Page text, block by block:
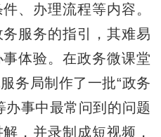
、办理流程等内容。
服务的指引，其难易
体验。在政务微课堂
务局制作了一批“政务
办事中最常问到的问题
，并录制成短视频，